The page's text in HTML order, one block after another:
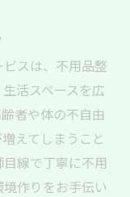
ト
ビス展開
アサービス
スは、不用品整
活スペースを広
者や体の不自由
えてしまうこと
線で丁寧に不用
作りをお手伝い